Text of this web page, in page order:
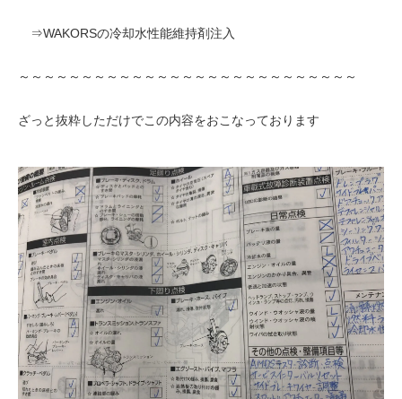
⇒WAKORSの冷却水性能維持剤注入
～～～～～～～～～～～～～～～～～～～～～～～～～～～
ざっと抜粋しただけでこの内容をおこなっております